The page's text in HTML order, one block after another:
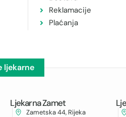
Reklamacije
Plaćanja
ljekarne
Ljekarna Zamet
Zametska 44, Rijeka